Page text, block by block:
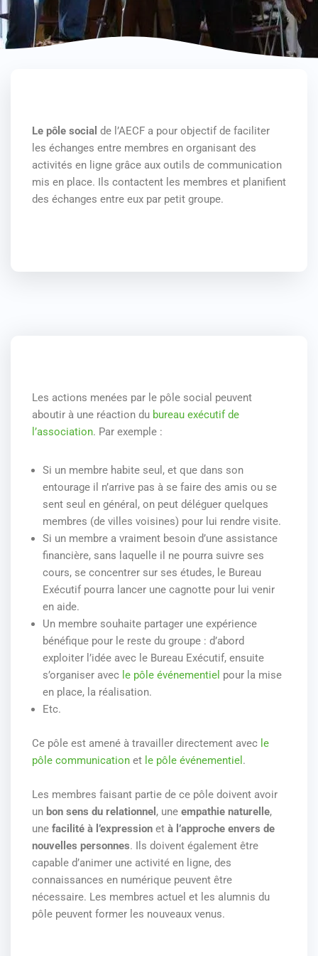
Le pôle social de l’AECF a pour objectif de faciliter
les échanges entre membres en organisant des
activités en ligne grâce aux outils de communication
mis en place. Ils contactent les membres et planifient
des échanges entre eux par petit groupe.
Les actions menées par le pôle social peuvent
aboutir à une réaction du bureau exécutif de
l’association. Par exemple :
Si un membre habite seul, et que dans son
entourage il n’arrive pas à se faire des amis ou se
sent seul en général, on peut déléguer quelques
membres (de villes voisines) pour lui rendre visite.
Si un membre a vraiment besoin d’une assistance
financière, sans laquelle il ne pourra suivre ses
cours, se concentrer sur ses études, le Bureau
Exécutif pourra lancer une cagnotte pour lui venir
en aide.
Un membre souhaite partager une expérience
bénéfique pour le reste du groupe : d’abord
exploiter l’idée avec le Bureau Exécutif, ensuite
s’organiser avec le pôle événementiel pour la mise
en place, la réalisation.
Etc.
Ce pôle est amené à travailler directement avec le
pôle communication et le pôle événementiel .
Les membres faisant partie de ce pôle doivent avoir
un bon sens du relationnel , une empathie naturelle,
une facilité à l’expression et à l’approche envers de
nouvelles personnes. Ils doivent également être
capable d’animer une activité en ligne, des
connaissances en numérique peuvent être
nécessaire. Les membres actuel et les alumnis du
pôle peuvent former les nouveaux venus.